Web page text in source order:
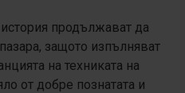
продължават да
защото изпълняват
на техниката на
от добре познатата и